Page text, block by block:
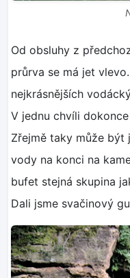
Od obsluhy z
průrva se má jet
nejkrásnějších
V jednu chvíli
Zřejmě taky může být
vody na konci na
bufet stejná skupina
Dali jsme svačinový